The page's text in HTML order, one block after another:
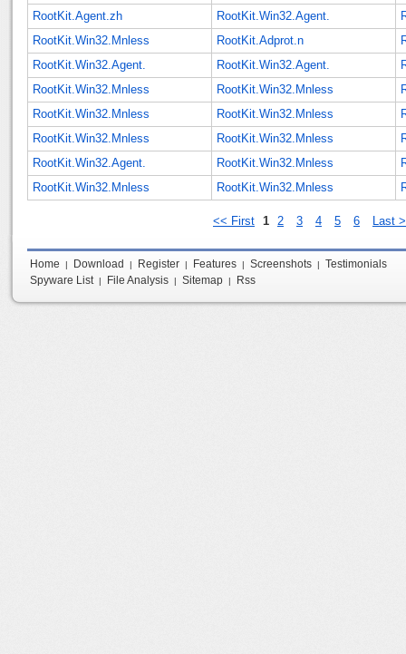
RootKit.Agent.zh
RootKit.Win32.Agent.
RootKit.Win32.Mnless
RootKit.Adprot.n
RootKit.Win32.Agent.
RootKit.Win32.Agent.
RootKit.Win32.Mnless
RootKit.Win32.Mnless
RootKit.Win32.Mnless
RootKit.Win32.Mnless
RootKit.Win32.Mnless
RootKit.Win32.Mnless
RootKit.Win32.Agent.
RootKit.Win32.Mnless
RootKit.Win32.Mnless
RootKit.Win32.Mnless
<< First 1 2 3 4 5 6 Last
Home | Download | Register | Features | Screenshots |
Testimonials
Spyware List | File Analysis | Sitemap | Rss